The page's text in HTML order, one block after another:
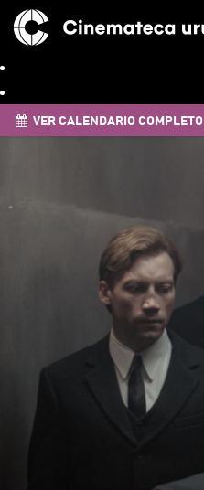
VER CALENDARIO COMPLETO